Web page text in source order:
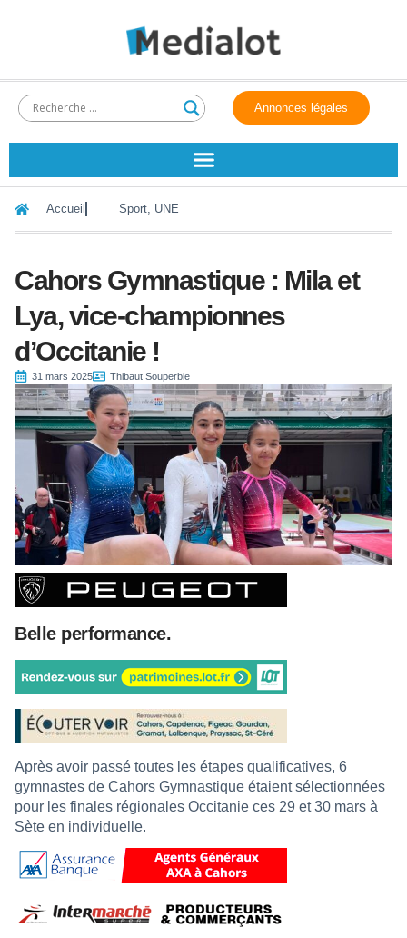
Annonces légales
Accueil Sport, UNE
Cahors Gymnastique : Mila et
Lya, vice-championnes
d’Occitanie !
31 mars 2025 Thibaut Souperbie
Belle performance.
Après avoir passé toutes les étapes qualificatives, 6
gymnastes de Cahors Gymnastique étaient sélectionnées
pour les finales régionales Occitanie ces 29 et 30 mars à
Sète en individuelle.